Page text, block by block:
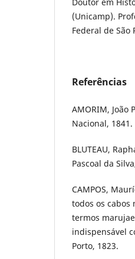
(Unicamp).
Federal de São
Referências
AMORIM, João
Nacional, 1841.
BLUTEAU,
Pascoal da
CAMPOS,
todos os cabos
termos
indispensável
Porto, 1823.